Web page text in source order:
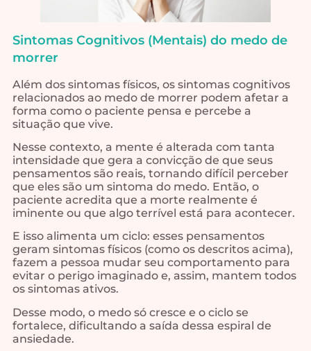
Sintomas Cognitivos (Mentais) do medo de
morrer
Além dos sintomas físicos, os sintomas cognitivos
relacionados ao medo de morrer podem afetar a
forma como o paciente pensa e percebe a
situação que vive.
Nesse contexto, a mente é alterada com tanta
intensidade que gera a convicção de que seus
pensamentos são reais, tornando difícil perceber
que eles são um sintoma do medo. Então, o
paciente acredita que a morte realmente é
iminente ou que algo terrível está para acontecer.
E isso alimenta um ciclo: esses pensamentos
geram sintomas físicos (como os descritos acima),
fazem a pessoa mudar seu comportamento para
evitar o perigo imaginado e, assim, mantem todos
os sintomas ativos.
Desse modo, o medo só cresce e o ciclo se
fortalece, dificultando a saída dessa espiral de
ansiedade.